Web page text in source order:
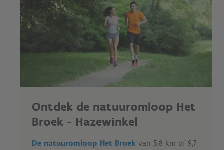
Ontdek de natuuromloop Het
Broek - Hazewinkel
De natuuromloop Het Broek van 5,8 km of 9,7